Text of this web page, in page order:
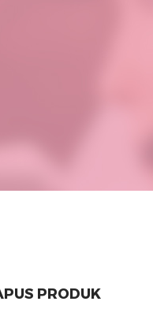
PRODUK